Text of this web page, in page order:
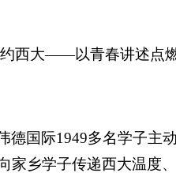
西大——以青春讲述点
德国际1949多名学子主
家乡学子传递西大温度